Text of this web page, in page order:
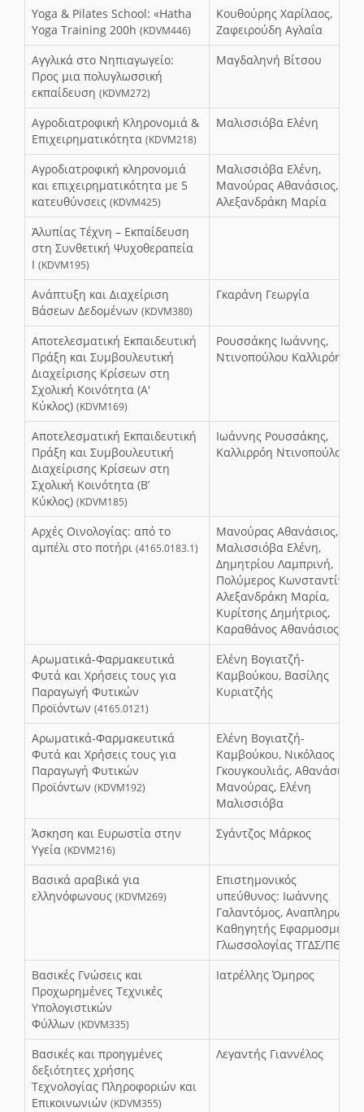
Yoga & Pilates School: «Hatha
Yoga Training 200h (KDVM446)
Κουθούρης Χαρίλαος,
Ζαφειρούδη Αγλαΐα
Αγγλικά στο Νηπιαγωγείο:
Προς μια πολυγλωσσική
εκπαίδευση (KDVM272)
Μαγδαληνή Βίτσου
Αγροδιατροφική Κληρονομιά &
Επιχειρηματικότητα (KDVM218)
Μαλισσιόβα Ελένη
Αγροδιατροφική κληρονομιά
και επιχειρηματικότητα με 5
κατευθύνσεις (KDVM425)
Μαλισσιόβα Ελένη,
Μανούρας Αθανάσιος,
Αλεξανδράκη Μαρία
Ἀλυπίας Τέχνη – Εκπαίδευση
στη Συνθετική Ψυχοθεραπεία
Ι (KDVM195)
Ανάπτυξη και Διαχείριση
Βάσεων Δεδομένων (KDVM380)
Γκαράνη Γεωργία
Αποτελεσματική Εκπαιδευτική
Πράξη και Συμβουλευτική
Διαχείρισης Κρίσεων στη
Σχολική Κοινότητα (Α'
Κύκλος) (KDVM169)
Ρουσσάκης Ιωάννης,
Ντινοπούλου Καλλιρόη
Αποτελεσματική Εκπαιδευτική
Πράξη και Συμβουλευτική
Διαχείρισης Κρίσεων στη
Σχολική Κοινότητα (Β’
Κύκλος) (KDVM185)
Ιωάννης Ρουσσάκης,
Καλλιρρόη Ντινοπούλου
Αρχές Οινολογίας: από το
αμπέλι στο ποτήρι (4165.0183.1)
Μανούρας Αθανάσιος,
Μαλισσιόβα Ελένη,
Δημητρίου Λαμπρινή,
Πολύμερος Κωνσταντίνος,
Αλεξανδράκη Μαρία,
Κυρίτσης Δημήτριος,
Καραθάνος Αθανάσιος
Αρωματικά-Φαρμακευτικά
Φυτά και Χρήσεις τους για
Παραγωγή Φυτικών
Προϊόντων (4165.0121)
Ελένη Βογιατζή-
Καμβούκου, Βασίλης
Κυριατζής
Αρωματικά-Φαρμακευτικά
Φυτά και Χρήσεις τους για
Παραγωγή Φυτικών
Προϊόντων (KDVM192)
Ελένη Βογιατζή-
Καμβούκου, Νικόλαος
Γκουγκουλιάς, Αθανάσιος
Μανούρας, Ελένη
Μαλισσιόβα
Άσκηση και Ευρωστία στην
Υγεία (KDVM216)
Σγάντζος Μάρκος
Βασικά αραβικά για
ελληνόφωνους (KDVM269)
Επιστημονικός
υπεύθυνος: Ιωάννης
Γαλαντόμος, Αναπληρωτής
Καθηγητής Εφαρμοσμένης
Γλωσσολογίας ΤΓΔΣ/ΠΘ
Βασικές Γνώσεις και
Προχωρημένες Τεχνικές
Υπολογιστικών
Φύλλων (KDVM335)
Ιατρέλλης Όμηρος
Βασικές και προηγμένες
δεξιότητες χρήσης
Τεχνολογίας Πληροφοριών και
Επικοινωνιών (KDVM355)
Λεγαντής Γιαννέλος